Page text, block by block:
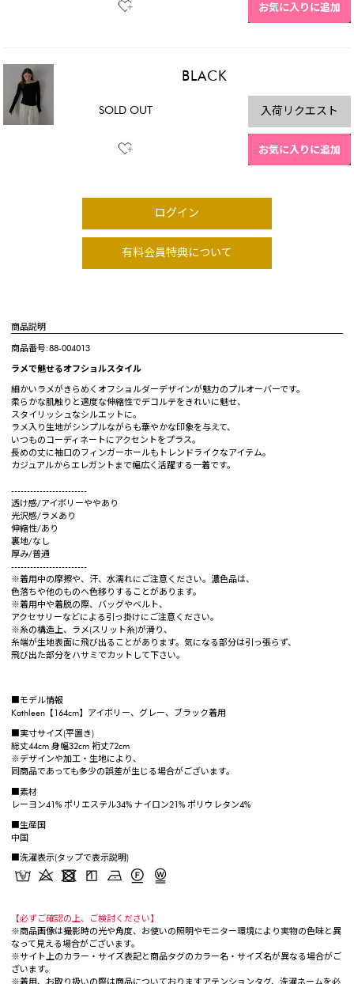
お気に入りに追加
BLACK
SOLD OUT 入荷リクエスト
お気に入りに追加
ログイン
有料会員特典について
商品説明
商品番号:88-004013
ラメで魅せるオフショルスタイル
細かいラメがきらめくオフショルダーデザインが魅力のプルオーバーです。
柔らかな肌触りと適度な伸縮性でデコルテをきれいに魅せ、
スタイリッシュなシルエットに。
ラメ入り生地がシンプルながらも華やかな印象を与えて、
いつものコーディネートにアクセントをプラス。
長めの丈に袖口のフィンガーホールもトレンドライクなアイテム。
カジュアルからエレガントまで幅広く活躍する一着です。
------------------------
透け感/アイボリーややあり
光沢感/ラメあり
伸縮性/あり
裏地/なし
厚み/普通
------------------------
※着用中の摩擦や、汗、水濡れにご注意ください。濃色品は、
色落ちや他のものへ色移りすることがあります。
※着用中や着脱の際、バッグやベルト、
アクセサリーなどによる引っ掛けにご注意ください。
※糸の構造上、ラメ(スリット糸)が滑り、
糸端が生地表面に飛び出ることがあります。気になる部分は引っ張らず、
飛び出た部分をハサミでカットして下さい。
■モデル情報
Kathleen【164cm】アイボリー、グレー、ブラック着用
■実寸サイズ(平置き)
総丈44cm 身幅32cm 裄丈72cm
※デザインや加工・生地により、
同商品であっても多少の誤差が生じる場合がございます。
■素材
レーヨン41% ポリエステル34% ナイロン21% ポリウレタン4%
■生産国
中国
■洗濯表示(タップで表示説明)
【必ずご確認の上、ご検討ください】
※商品画像は撮影時の光や角度、お使いの照明やモニター環境により実物の色味と異
なって見える場合がございます。
※サイト上のカラー・サイズ表記と商品タグのカラー名・サイズ名が異なる場合がご
ざいます。
※着用、お取り扱いの際は商品についておりますアテンションタグ、洗濯ネームを必